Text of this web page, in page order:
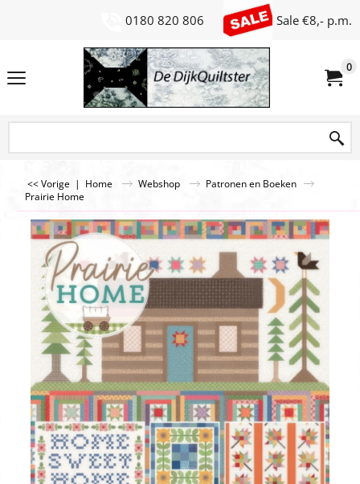
0180 820 806 Sale €8,- p.m.
0
<< Vorige | Home Webshop
Patronen en Boeken
Prairie Home